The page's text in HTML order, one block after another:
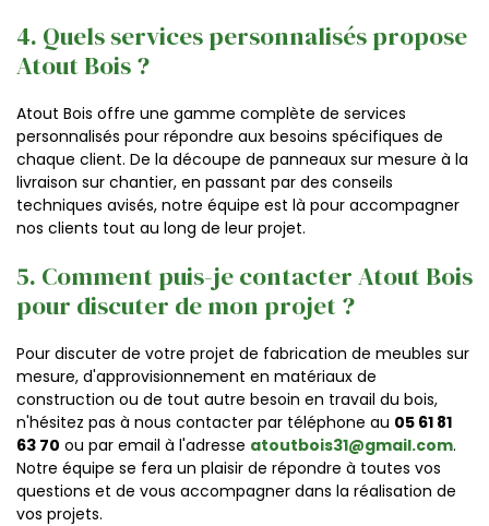
4. Quels services personnalisés propose
Atout Bois ?
Atout Bois offre une gamme complète de services
personnalisés pour répondre aux besoins spécifiques de
chaque client. De la découpe de panneaux sur mesure à la
livraison sur chantier, en passant par des conseils
techniques avisés, notre équipe est là pour accompagner
nos clients tout au long de leur projet.
5. Comment puis-je contacter Atout Bois
pour discuter de mon projet ?
Pour discuter de votre projet de fabrication de meubles sur
mesure, d'approvisionnement en matériaux de
construction ou de tout autre besoin en travail du bois,
n'hésitez pas à nous contacter par téléphone au 05 61 81
63 70 ou par email à l'adresse atoutbois31@gmail.com.
Notre équipe se fera un plaisir de répondre à toutes vos
questions et de vous accompagner dans la réalisation de
vos projets.